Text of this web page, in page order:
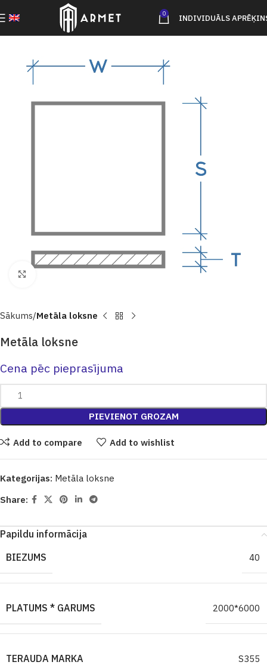
0 INDIVIDUĀLS
Sākums Metāla loksne
Metāla loksne
Cena pēc pieprasījuma
PIEVIENOT GROZAM
Add to compare Add to wishlist
Kategorijas: Metāla loksne
Share:
Papildu informācija
BIEZUMS
40
PLATUMS * GARUMS 2000*6000
TERAUDA MARKA S355